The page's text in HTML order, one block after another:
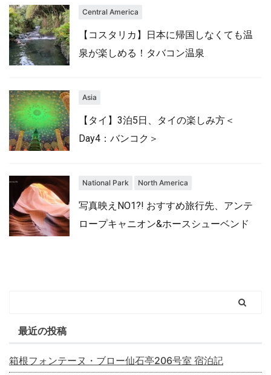
Central America
【コスタリカ】日本に帰国しなくても温
泉が楽しめる！タバコン温泉
Asia
【タイ】3泊5日、タイの楽しみ方＜
Day4：バンコク＞
National Park North America
写真映えNO1?! おすすめ旅行先、アンテ
ロープキャニオン&ホースシューベンド
最近の投稿
箱根フォンテーヌ・ブロー仙石亭206号室 宿泊記